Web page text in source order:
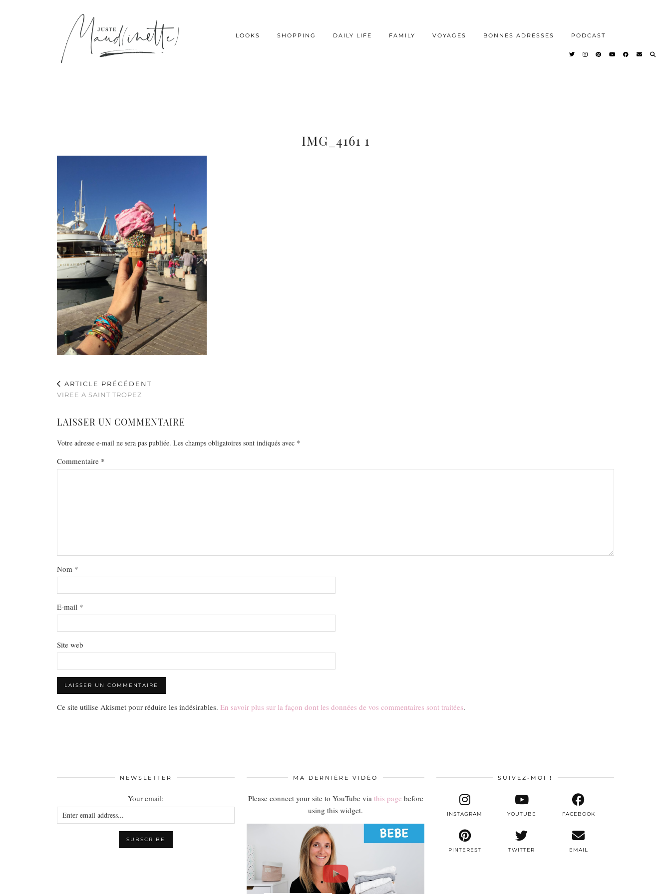
LOOKS SHOPPING DAILY LIFE FAMILY VOYAGES BONNES ADRESSES PODCAST
IMG_4161 1
ARTICLE PRÉCÉDENT
VIREE A SAINT TROPEZ
LAISSER UN COMMENTAIRE
Votre adresse e-mail ne sera pas publiée. Les champs obligatoires sont indiqués avec *
Commentaire *
Nom *
E-mail *
Site web
Ce site utilise Akismet pour réduire les indésirables. En savoir plus sur la façon dont les données de vos commentaires sont traitées.
NEWSLETTER
Your email:
MA DERNIÈRE VIDÉO
Please connect your site to YouTube via this page before
using this widget.
SUIVEZ-MOI !
TWITTER
INSTAGRAM FACEBOOK
PINTEREST
YOUTUBE
EMAIL